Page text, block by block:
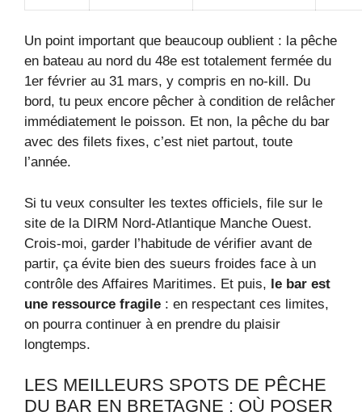
Un point important que beaucoup oublient : la pêche
en bateau au nord du 48e est totalement fermée du
1er février au 31 mars, y compris en no-kill. Du
bord, tu peux encore pêcher à condition de relâcher
immédiatement le poisson. Et non, la pêche du bar
avec des filets fixes, c’est niet partout, toute
l’année.
Si tu veux consulter les textes officiels, file sur le
site de la DIRM Nord-Atlantique Manche Ouest.
Crois-moi, garder l’habitude de vérifier avant de
partir, ça évite bien des sueurs froides face à un
contrôle des Affaires Maritimes. Et puis, le bar est
une ressource fragile : en respectant ces limites,
on pourra continuer à en prendre du plaisir
longtemps.
LES MEILLEURS SPOTS DE PÊCHE
DU BAR EN BRETAGNE : OÙ POSER